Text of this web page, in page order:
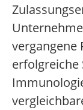
vergangene
erfolgreiche